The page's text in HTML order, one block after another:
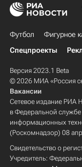
Футбол Фигурное
Спецпроекты
Версия 2023.1 Beta
© 2026 МИА «Россия
Вакансии
Сетевое издание РИА
в Федеральной
информационных
(Роскомнадзор) 08
Свидетельство о
Учредитель: